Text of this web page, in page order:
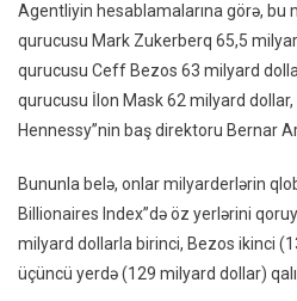
Agentliyin hesablamalarına görə, bu
qurucusu Mark Zukerberq 65,5
qurucusu Ceff Bezos 63 milyard
qurucusu İlon Mask 62 milyard
Hennessy”nin baş direktoru Bernar
Bununla belə, onlar milyarderlərin
Billionaires Index”də öz yerlərini
milyard dollarla birinci, Bezos ikinci
üçüncü yerdə (129 milyard dollar)